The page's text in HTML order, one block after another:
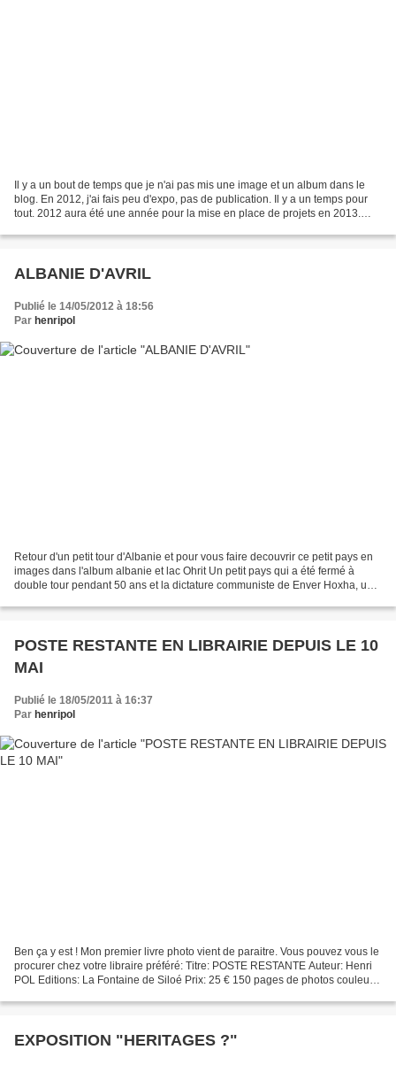
Il y a un bout de temps que je n'ai pas mis une image et un album dans le
blog. En 2012, j'ai fais peu d'expo, pas de publication. Il y a un temps pour
tout. 2012 aura été une année pour la mise en place de projets en 2013.
ALBANIE D'AVRIL
Publié le 14/05/2012 à 18:56
Par henripol
Retour d'un petit tour d'Albanie et pour vous faire decouvrir ce petit pays en
images dans l'album albanie et lac Ohrit Un petit pays qui a été fermé à
double tour pendant 50 ans et la dictature communiste de Enver Hoxha, une
POSTE RESTANTE EN LIBRAIRIE DEPUIS LE 10
MAI
Publié le 18/05/2011 à 16:37
Par henripol
Ben ça y est ! Mon premier livre photo vient de paraitre. Vous pouvez vous le
procurer chez votre libraire préféré: Titre: POSTE RESTANTE Auteur: Henri
POL Editions: La Fontaine de Siloé Prix: 25 € 150 pages de photos couleurs
EXPOSITION "HERITAGES ?"